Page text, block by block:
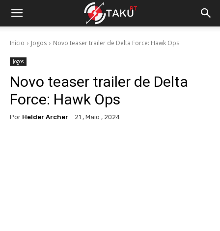
Início Jogos Novo teaser trailer de Delta Force: Hawk Ops
Jogos
Novo teaser trailer de Delta
Force: Hawk Ops
Por Helder Archer 21 , Maio , 2024